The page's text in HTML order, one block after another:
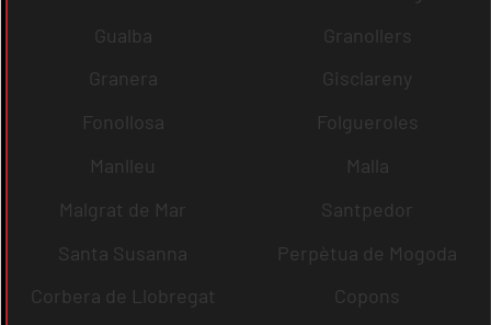
Gualba
Granollers
Granera
Gisclareny
Fonollosa
Folgueroles
Manlleu
Malla
Malgrat de Mar
Santpedor
Santa Susanna
Perpètua de Mogoda
Corbera de Llobregat
Copons